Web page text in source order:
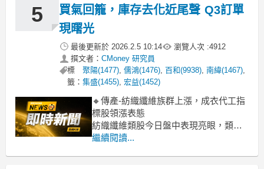
氛偏多，尤其在電子
5
買氣回籠，庫存去化近尾聲 Q3訂單
現曙光
最後更新於 2026.2.5 10:14 瀏覽人次 :4912
撰文者： CMoney 研究員
標
籤：
聚陽(1477),儒鴻(1476),百和(9938),南緯(1467),
集盛(1455),宏益(1452)
🔸傳產-紡織纖維族群上漲，成衣代工指
標股領漲表態
紡織纖維類股今日盤中表現亮眼，類股
漲幅逾2%，成功吸引市場目光。尤其以
繼續閱讀...